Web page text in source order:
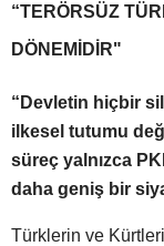
“TERÖRSÜZ
DÖNEMİDİR"
“Devletin hiçbir
ilkesel tutumu
süreç yalnızca
daha geniş bir
Türklerin ve